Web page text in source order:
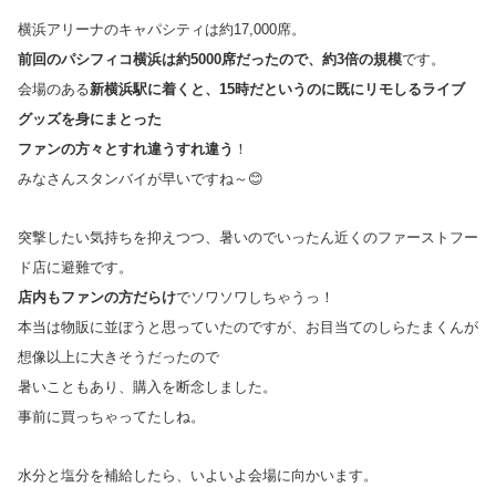
横浜アリーナのキャパシティは約17,000席。
前回のパシフィコ横浜は約5000席だったので、約3倍の規模です。
会場のある新横浜駅に着くと、15時だというのに既にリモしるライブ
グッズを身にまとった
ファンの方々とすれ違うすれ違う ！
みなさんスタンバイが早いですね～😊
突撃したい気持ちを抑えつつ、暑いのでいったん近くのファーストフー
ド店に避難です。
店内もファンの方だらけでソワソワしちゃうっ！
本当は物販に並ぼうと思っていたのですが、お目当てのしらたまくんが
想像以上に大きそうだったので
暑いこともあり、購入を断念しました。
事前に買っちゃってたしね。
水分と塩分を補給したら、いよいよ会場に向かいます。